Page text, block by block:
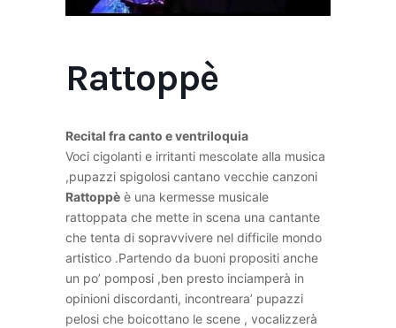
Rattoppè
Recital fra canto e ventriloquia
Voci cigolanti e irritanti mescolate alla musica
,pupazzi spigolosi cantano vecchie canzoni
Rattoppè è una kermesse musicale
rattoppata che mette in scena una cantante
che tenta di sopravvivere nel difficile mondo
artistico .Partendo da buoni propositi anche
un po’ pomposi ,ben presto inciamperà in
opinioni discordanti, incontreara’ pupazzi
pelosi che boicottano le scene , vocalizzerà